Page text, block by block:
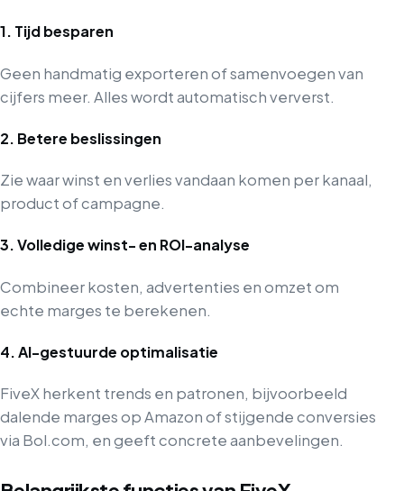
1. Tijd besparen
Geen handmatig exporteren of samenvoegen van
cijfers meer. Alles wordt automatisch ververst.
2. Betere beslissingen
Zie waar winst en verlies vandaan komen per kanaal,
product of campagne.
3. Volledige winst- en ROI-analyse
Combineer kosten, advertenties en omzet om
echte marges te berekenen.
4. AI-gestuurde optimalisatie
FiveX herkent trends en patronen, bijvoorbeeld
dalende marges op Amazon of stijgende conversies
via Bol.com, en geeft concrete aanbevelingen.